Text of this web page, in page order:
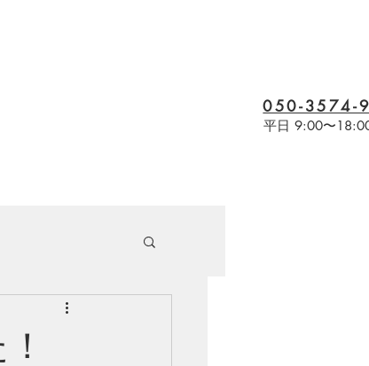
050-3574-
平日 9:00〜